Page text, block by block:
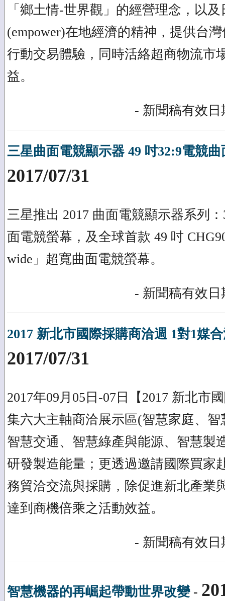
「鄉土情-世界觀」的經營理念，以
(empower)在地經濟的精神，提供台
行動交易體驗，同時活絡超商物流市
益。
- 新聞稿有效日
三星曲面電競顯示器 49 吋32:9電競
2017/07/31
三星推出 2017 曲面電競顯示器系列
面電競螢幕，及全球首款 49 吋
wide」超寬曲面電競螢幕。
- 新聞稿有效日
2017 新北市國際採購商洽週 1對1媒
2017/07/31
2017年09月05日-07日【2017 新北市
集六大主軸商洽展示區(智慧家庭、
智慧交通、智慧綠產與能源、智慧製
研發製造能量；更透過邀請國際買家
務貿洽交流與採購，除促進新北產業
達到商機倍乘之活動效益。
- 新聞稿有效日
智慧機器的再崛起帶動世界改變-